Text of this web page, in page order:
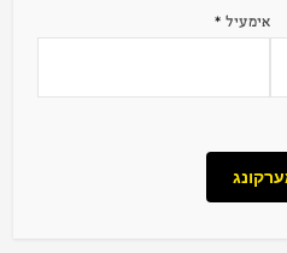
אימעיל *